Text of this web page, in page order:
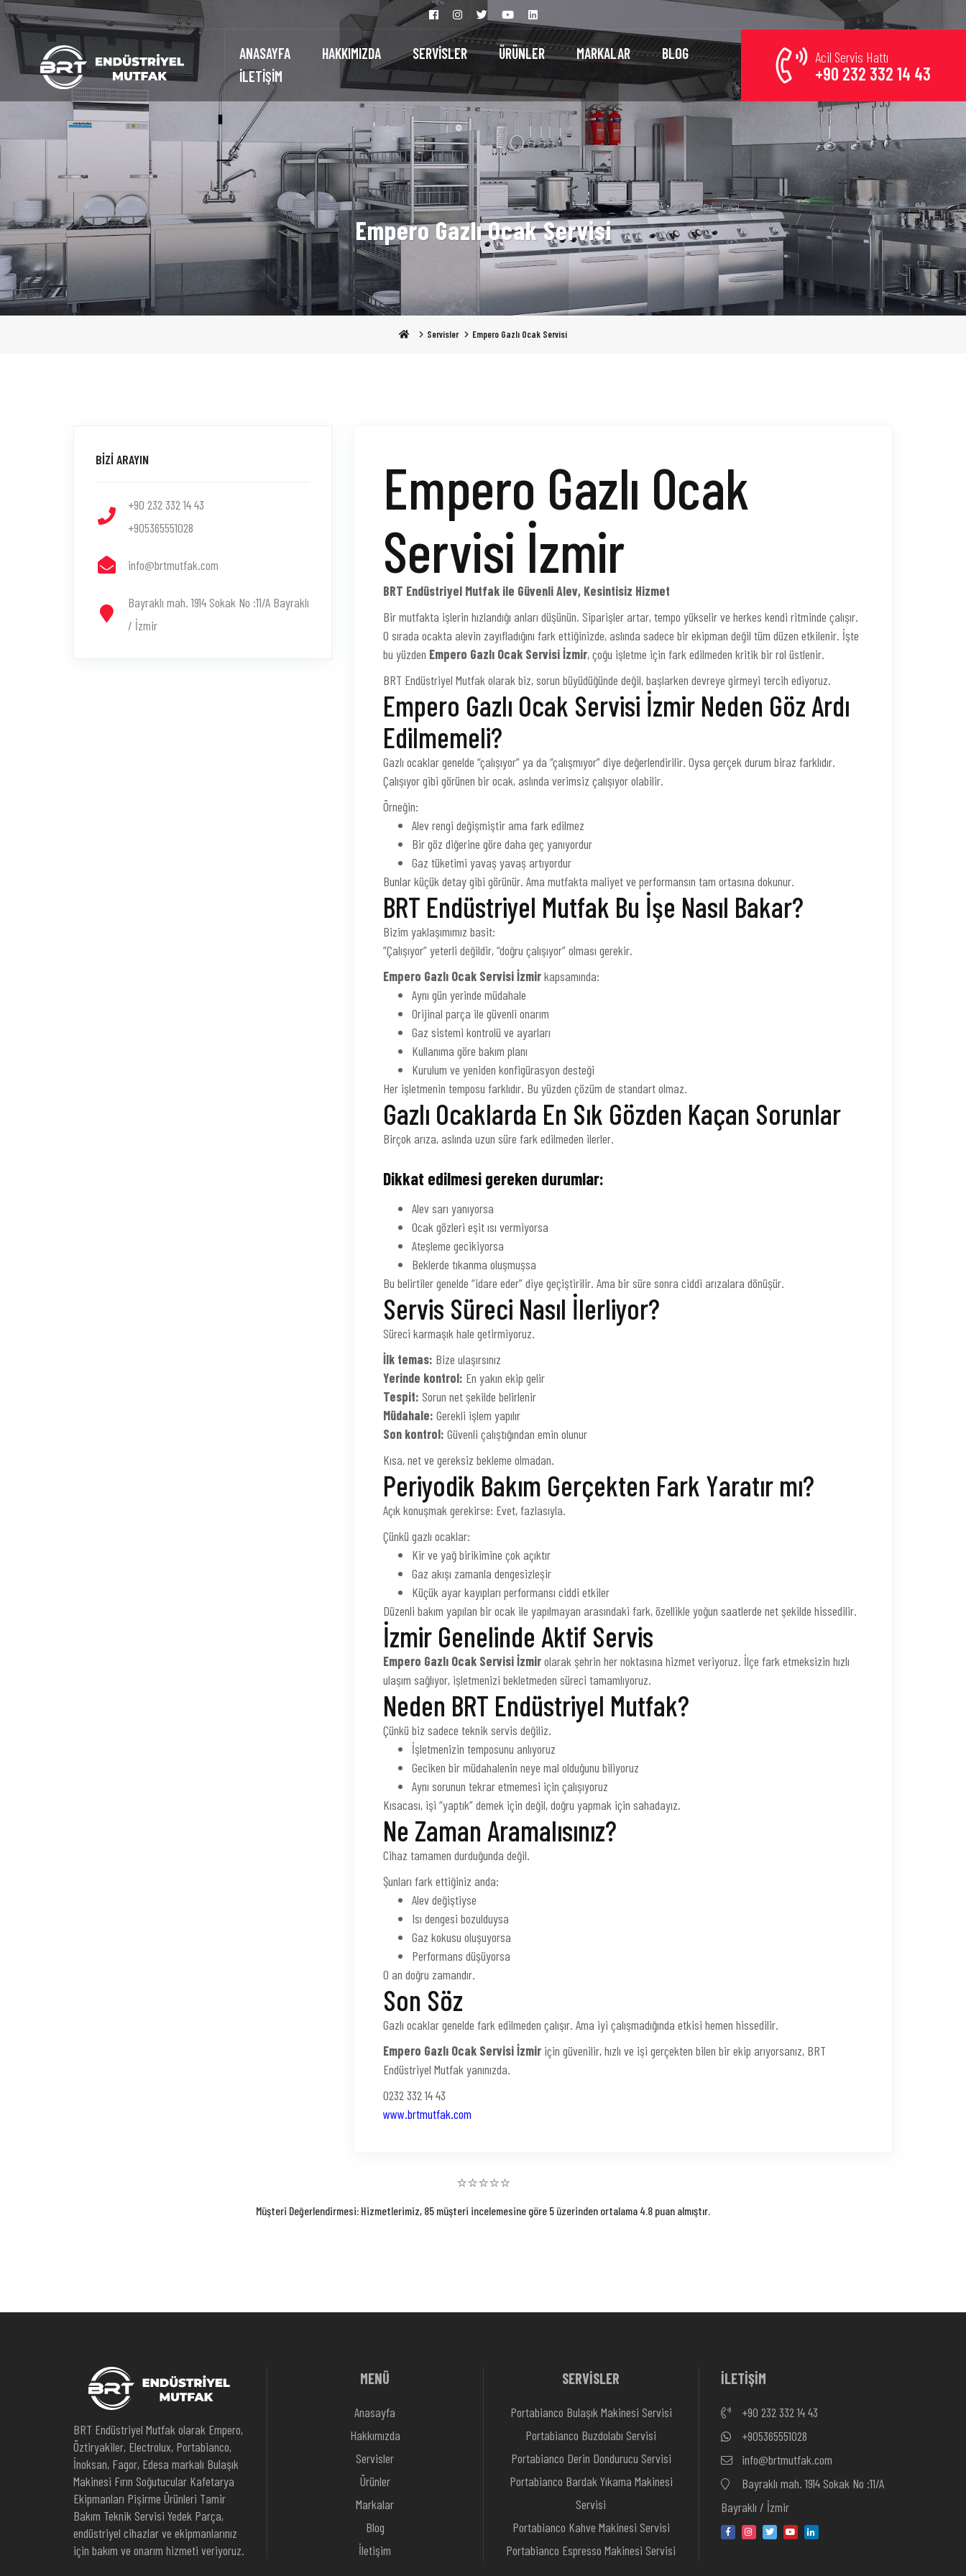
ANASAYFA HAKKIMIZDA SERVİSLER ÜRÜNLER MARKALAR
BLOG
İLETİŞİM
Acil Servis Hattı
+90 232 332 14 43
Empero Gazlı Ocak Servisi
Servisler Empero Gazlı Ocak Servisi
BİZİ ARAYIN
+90 232 332 14 43
+905365551028
info@brtmutfak.com
Bayraklı mah. 1914 Sokak No :11/A Bayraklı
/ İzmir
Empero Gazlı Ocak
Servisi İzmir
BRT Endüstriyel Mutfak ile Güvenli Alev, Kesintisiz Hizmet
Bir mutfakta işlerin hızlandığı anları düşünün. Siparişler artar, tempo yükselir ve herkes kendi ritminde çalışır.
O sırada ocakta alevin zayıfladığını fark ettiğinizde, aslında sadece bir ekipman değil tüm düzen etkilenir. İşte
bu yüzden Empero Gazlı Ocak Servisi İzmir, çoğu işletme için fark edilmeden kritik bir rol üstlenir.
BRT Endüstriyel Mutfak olarak biz, sorun büyüdüğünde değil, başlarken devreye girmeyi tercih ediyoruz.
Empero Gazlı Ocak Servisi İzmir Neden Göz Ardı
Edilmemeli?
Gazlı ocaklar genelde “çalışıyor” ya da “çalışmıyor” diye değerlendirilir. Oysa gerçek durum biraz farklıdır.
Çalışıyor gibi görünen bir ocak, aslında verimsiz çalışıyor olabilir.
Örneğin:
Alev rengi değişmiştir ama fark edilmez
Bir göz diğerine göre daha geç yanıyordur
Gaz tüketimi yavaş yavaş artıyordur
Bunlar küçük detay gibi görünür. Ama mutfakta maliyet ve performansın tam ortasına dokunur.
BRT Endüstriyel Mutfak Bu İşe Nasıl Bakar?
Bizim yaklaşımımız basit:
“Çalışıyor” yeterli değildir, “doğru çalışıyor” olması gerekir.
Empero Gazlı Ocak Servisi İzmirkapsamında:
Aynı gün yerinde müdahale
Orijinal parça ile güvenli onarım
Gaz sistemi kontrolü ve ayarları
Kullanıma göre bakım planı
Kurulum ve yeniden konfigürasyon desteği
Her işletmenin temposu farklıdır. Bu yüzden çözüm de standart olmaz.
Gazlı Ocaklarda En Sık Gözden Kaçan Sorunlar
Birçok arıza, aslında uzun süre fark edilmeden ilerler.
Dikkat edilmesi gereken durumlar:
Alev sarı yanıyorsa
Ocak gözleri eşit ısı vermiyorsa
Ateşleme gecikiyorsa
Beklerde tıkanma oluşmuşsa
Bu belirtiler genelde “idare eder” diye geçiştirilir. Ama bir süre sonra ciddi arızalara dönüşür.
Servis Süreci Nasıl İlerliyor?
Süreci karmaşık hale getirmiyoruz.
İlk temas: Bize ulaşırsınız
Yerinde kontrol: En yakın ekip gelir
Tespit: Sorun net şekilde belirlenir
Müdahale: Gerekli işlem yapılır
Son kontrol: Güvenli çalıştığından emin olunur
Kısa, net ve gereksiz bekleme olmadan.
Periyodik Bakım Gerçekten Fark Yaratır mı?
Açık konuşmak gerekirse: Evet, fazlasıyla.
Çünkü gazlı ocaklar:
Kir ve yağ birikimine çok açıktır
Gaz akışı zamanla dengesizleşir
Küçük ayar kayıpları performansı ciddi etkiler
Düzenli bakım yapılan bir ocak ile yapılmayan arasındaki fark, özellikle yoğun saatlerde net şekilde hissedilir.
İzmir Genelinde Aktif Servis
Empero Gazlı Ocak Servisi İzmirolarak şehrin her noktasına hizmet veriyoruz. İlçe fark etmeksizin hızlı
ulaşım sağlıyor, işletmenizi bekletmeden süreci tamamlıyoruz.
Neden BRT Endüstriyel Mutfak?
Çünkü biz sadece teknik servis değiliz.
İşletmenizin temposunu anlıyoruz
Geciken bir müdahalenin neye mal olduğunu biliyoruz
Aynı sorunun tekrar etmemesi için çalışıyoruz
Kısacası, işi “yaptık” demek için değil, doğru yapmak için sahadayız.
Ne Zaman Aramalısınız?
Cihaz tamamen durduğunda değil.
Şunları fark ettiğiniz anda:
Alev değiştiyse
Isı dengesi bozulduysa
Gaz kokusu oluşuyorsa
Performans düşüyorsa
O an doğru zamandır.
Son Söz
Gazlı ocaklar genelde fark edilmeden çalışır. Ama iyi çalışmadığında etkisi hemen hissedilir.
Empero Gazlı Ocak Servisi İzmir için güvenilir, hızlı ve işi gerçekten bilen bir ekip arıyorsanız, BRT
Endüstriyel Mutfak yanınızda.
0232 332 14 43
www.brtmutfak.com
⭐⭐⭐⭐⭐
Müşteri Değerlendirmesi: Hizmetlerimiz, 85 müşteri incelemesine göre 5 üzerinden ortalama 4.8 puan almıştır.
BRT Endüstriyel Mutfak olarak Empero,
Öztiryakiler, Electrolux, Portabianco,
İnoksan, Fagor, Edesa markalı Bulaşık
Makinesi Fırın Soğutucular Kafetarya
Ekipmanları Pişirme Ürünleri Tamir
Bakım Teknik Servisi Yedek Parça,
endüstriyel cihazlar ve ekipmanlarınız
için bakım ve onarım hizmeti veriyoruz.
MENÜ
Anasayfa
Hakkımızda
Servisler
Ürünler
Markalar
Blog
İletişim
SERVİSLER
Portabianco Bulaşık Makinesi Servisi
Portabianco Buzdolabı Servisi
Portabianco Derin Dondurucu Servisi
Portabianco Bardak Yıkama Makinesi
Servisi
Portabianco Kahve Makinesi Servisi
Portabianco Espresso Makinesi Servisi
İLETİŞİM
+90 232 332 14 43
+905365551028
info@brtmutfak.com
Bayraklı mah. 1914 Sokak No :11/A
Bayraklı / İzmir